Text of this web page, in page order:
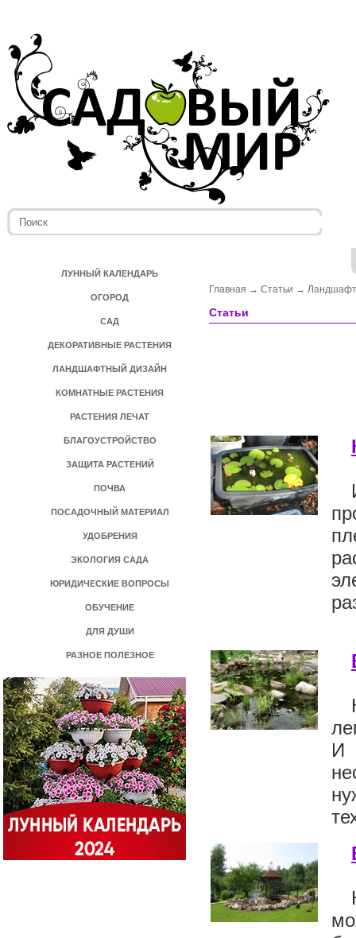
ЛУННЫЙ КАЛЕНДАРЬ
ОГОРОД
САД
ДЕКОРАТИВНЫЕ РАСТЕНИЯ
ЛАНДШАФТНЫЙ ДИЗАЙН
КОМНАТНЫЕ РАСТЕНИЯ
РАСТЕНИЯ ЛЕЧАТ
БЛАГОУСТРОЙСТВО
ЗАЩИТА РАСТЕНИЙ
ПОЧВА
ПОСАДОЧНЫЙ МАТЕРИАЛ
УДОБРЕНИЯ
ЭКОЛОГИЯ САДА
ЮРИДИЧЕСКИЕ ВОПРОСЫ
ОБУЧЕНИЕ
ДЛЯ ДУШИ
РАЗНОЕ ПОЛЕЗНОЕ
Главная → Статьи →
Статьи
И